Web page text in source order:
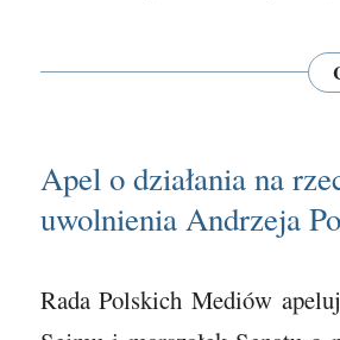
Apel o działania na
uwolnienia Andrzeja
Rada Polskich Mediów